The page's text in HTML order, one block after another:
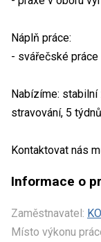
Náplň práce:
- svářečské
Nabízíme:
stravování, 5
Kontaktovat nás
Informace o
Zaměstnavatel:
Místo výkonu